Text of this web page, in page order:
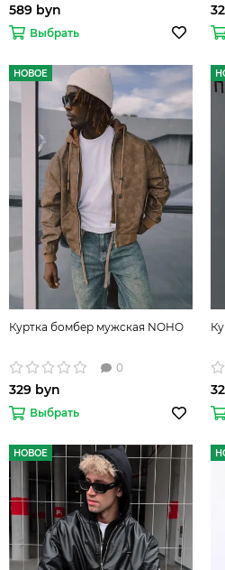
589 byn
Выбрать
НОВОЕ
Куртка бомбер мужская NOHO
0
329 byn
Выбрать
НОВОЕ